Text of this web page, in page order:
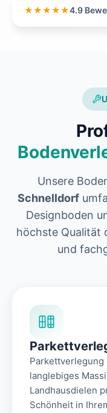
★★★★★4.9
Unsere
Schnelldorf
Designboden
höchste Qualität
und
Parkettverlegung
langlebiges
Landhausdielen
Schönheit in